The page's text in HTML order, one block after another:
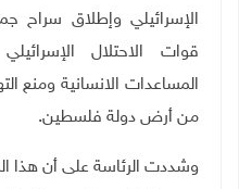
الإسرائيلي وإطلاق سراح
قوات الاحتلال
المساعدات الانسانية ومنع
من أرض دولة فلسطين.
وشددت الرئاسة على أن هذا